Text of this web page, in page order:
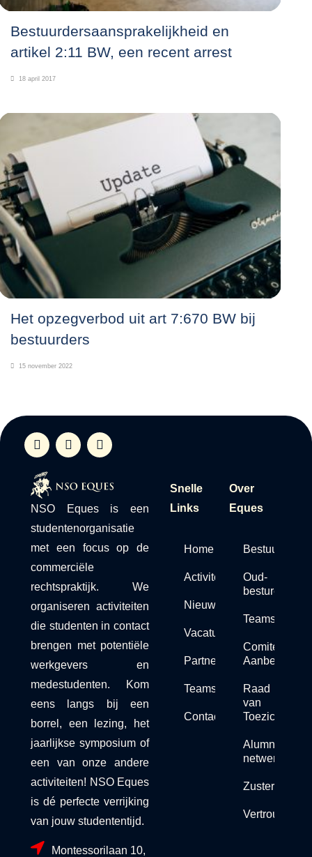
Bestuurdersaansprakelijkheid en
artikel 2:11 BW, een recent arrest
18 april 2017
Het opzegverbod uit art 7:670 BW bij
bestuurders
15 november 2022
NSO Eques is een
studentenorganisatie
met een focus op de
commerciële
rechtspraktijk. We
organiseren activiteiten
die studenten in contact
brengen met potentiële
werkgevers en
medestudenten. Kom
eens langs bij een
borrel, een lezing, het
jaarlijkse symposium of
een van onze andere
activiteiten! NSO Eques
is dé perfecte verrijking
van jouw studententijd.
Montessorilaan 10,
Snelle
Links
Home
Activiteiten
Nieuws
Vacaturebank
Partners
Teams
Contact
Over
Eques
Bestuur
Oud-
besturen
Teams
Comité van
Aanbeveling
Raad
van
Toezicht
Alumni
netwerk